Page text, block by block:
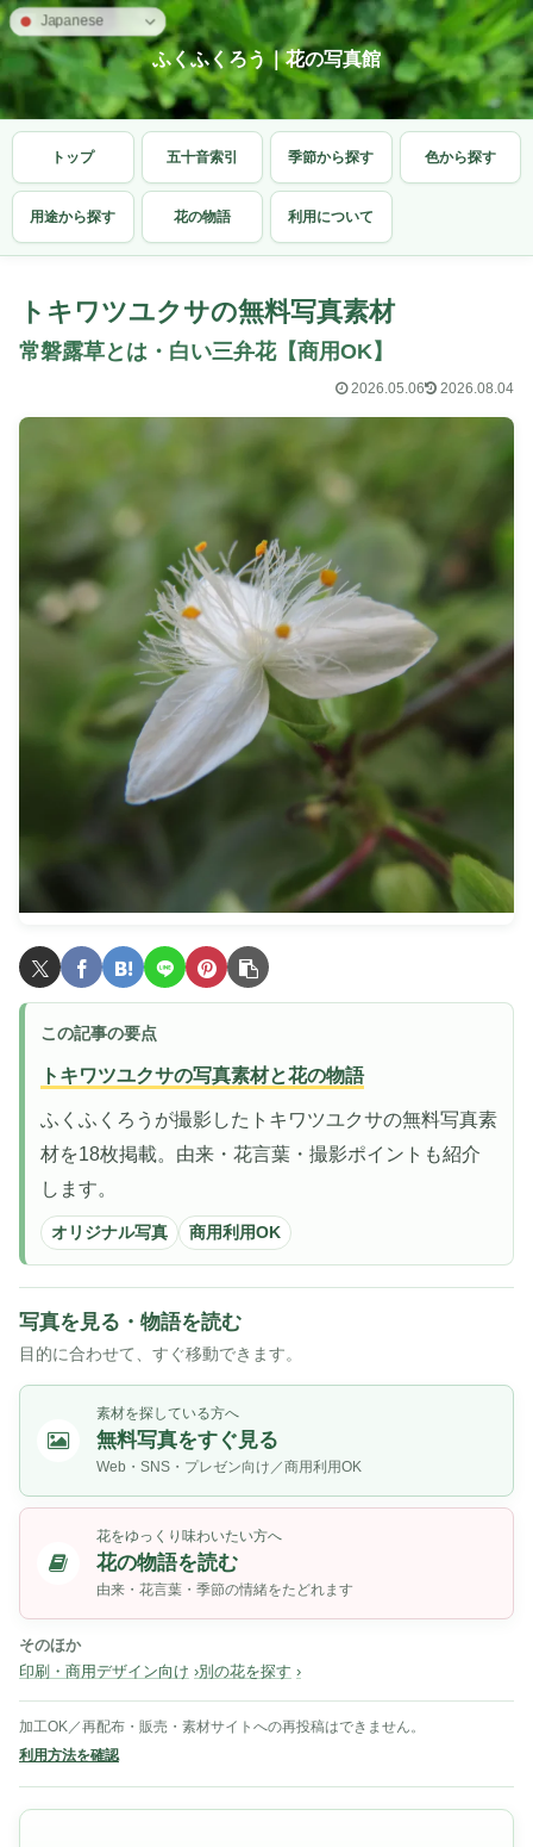
ふくふくろう｜花の写真館
トップ 五十音索引 季節から探す 色から探す
用途から探す 花の物語 利用について
トキワツユクサの無料写真素材
常磐露草とは・白い三弁花【商用OK】
2026.05.06 2026.08.04
この記事の要点
トキワツユクサの写真素材と花の物語
ふくふくろうが撮影したトキワツユクサの無料写真素
材を18枚掲載。由来・花言葉・撮影ポイントも紹介
します。
オリジナル写真 商用利用OK
写真を見る・物語を読む
目的に合わせて、すぐ移動できます。
素材を探している方へ
無料写真をすぐ見る
Web・SNS・プレゼン向け／商用利用OK
花をゆっくり味わいたい方へ
花の物語を読む
由来・花言葉・季節の情緒をたどれます
そのほか
印刷・商用デザイン向け
別の花を探す
加工OK／再配布・販売・素材サイトへの再投稿はできません。
利用方法を確認
Japanese